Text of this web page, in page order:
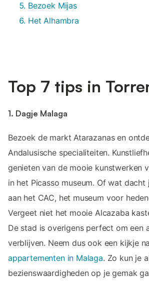
Bezoek Mijas
Het Alhambra
Top 7 tips in
1. Dagje Malaga
Bezoek de markt Atarazanas en
Andalusische specialiteiten.
genieten van de mooie kunstwerken
in het Picasso museum. Of wat dacht
aan het CAC, het museum voor
Vergeet niet het mooie Alcazaba
De stad is overigens perfect om een
verblijven. Neem dus ook een kijkje
appartementen in Malaga. Zo kun je
bezienswaardigheden op je gemak